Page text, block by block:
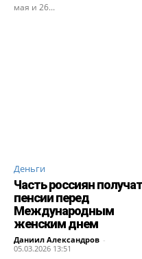
мая и 26...
Деньги
Часть россиян получат
пенсии перед
Международным
женским днем
Даниил Александров -
05.03.2026 13:51